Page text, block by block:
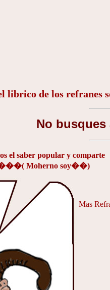
librico de los refranes
No busques
el saber popular y comparte
Moherno soy��)
Mas